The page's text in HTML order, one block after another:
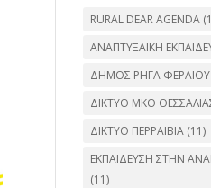
RURAL DEAR AGENDA
ΑΝΑΠΤΥΞΑΙΚΗ
ΔΗΜΟΣ ΡΗΓΑ ΦΕΡΑΙΟΥ
ΔΙΚΤΥΟ ΜΚΟ
ΔΙΚΤΥΟ ΠΕΡΡΑΙΒΙΑ (11)
ΕΚΠΑΙΔΕΥΣΗ ΣΤΗΝ
(11)